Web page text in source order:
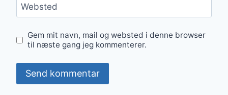
Websted
Gem mit navn, mail og websted i denne browser
til næste gang jeg kommenterer.